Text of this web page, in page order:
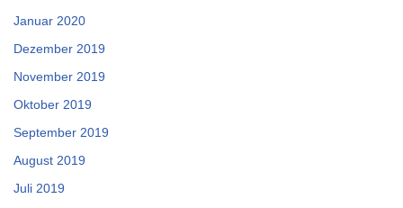
Januar 2020
Dezember 2019
November 2019
Oktober 2019
September 2019
August 2019
Juli 2019